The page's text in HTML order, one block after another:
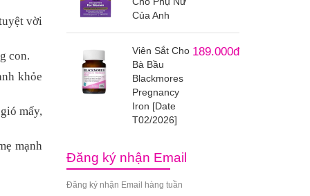
vời
con.
khỏe
mấy,
mạnh
Của Anh
Viên Sắt Cho
Bà Bầu
Blackmores
Pregnancy
Iron [Date
T02/2026]
189.000đ
Đăng ký nhận Email
Đăng ký nhận Email hàng tuần